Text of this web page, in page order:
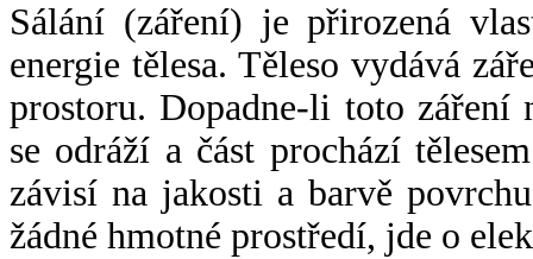
Sálání (záření) je přirozená
energie tělesa. Těleso vydává
prostoru. Dopadne-li toto záření
se odráží a část prochází
závisí na jakosti a barvě
žádné hmotné prostředí, jde o